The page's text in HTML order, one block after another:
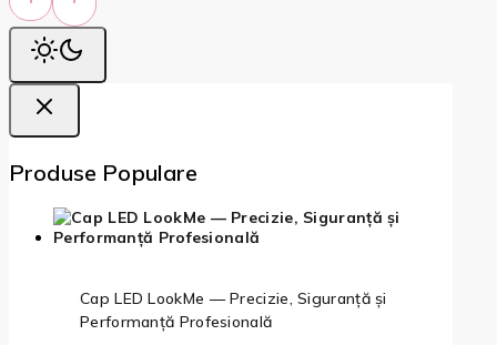
Produse Populare
Cap LED LookMe — Precizie, Siguranță și
Performanță Profesională